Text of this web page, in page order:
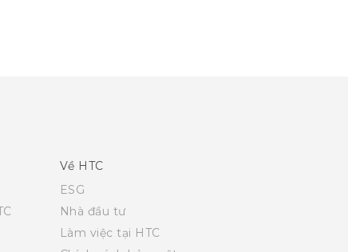
Về HTC
ESG
Nhà đầu tư
Làm việc tại HTC